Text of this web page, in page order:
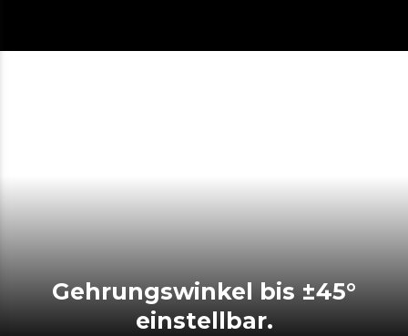
Gehrungswinkel bis ±45°
einstellbar.